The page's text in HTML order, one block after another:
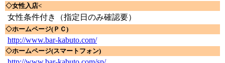
◇女性入店<
女性条件付き（指定日のみ確認要）
◇ホームページ(ＰＣ)
http://www.bar-kabuto.com/
◇ホームページ(スマートフォン)